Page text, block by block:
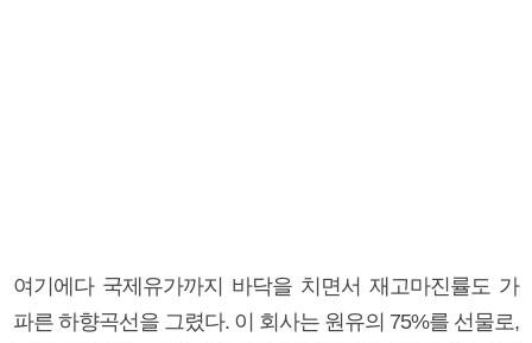
여기에다 국제유가까지 바닥을 치면서 재고마진률도 가
파른 하향곡선을 그렸다. 이 회사는 원유의 75%를 선물로,